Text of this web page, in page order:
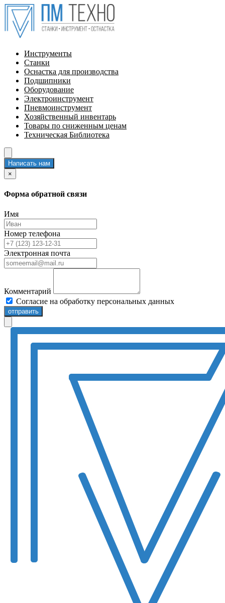
Инструменты
Станки
Оснастка для производства
Подшипники
Оборудование
Электроинструмент
Пневмоинструмент
Хозяйственный инвентарь
Товары по сниженным ценам
Техническая Библиотека
Написать нам
×
Форма обратной связи
Имя
Номер телефона
Электронная почта
Комментарий
Согласие на обработку персональных данных
отправить